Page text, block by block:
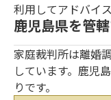
利用してアドバイ
鹿児島県を管
家庭裁判所は離婚
しています。鹿児
りです。